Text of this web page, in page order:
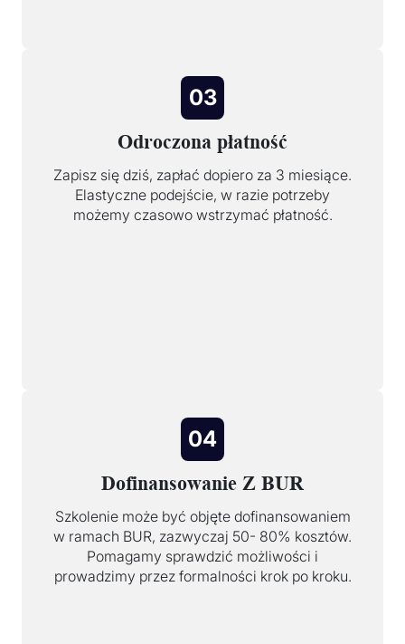
03
Odroczona płatność
Zapisz się dziś, zapłać dopiero za 3 miesiące.
Elastyczne podejście, w razie potrzeby
możemy czasowo wstrzymać płatność.
04
Dofinansowanie Z BUR
Szkolenie może być objęte dofinansowaniem
w ramach BUR, zazwyczaj 50- 80% kosztów.
Pomagamy sprawdzić możliwości i
prowadzimy przez formalności krok po kroku.